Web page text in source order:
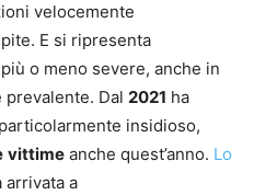
velocemente
E si ripresenta
o meno severe, anche in
Dal 2021 ha
insidioso,
vittime anche quest’anno. Lo
arrivata a